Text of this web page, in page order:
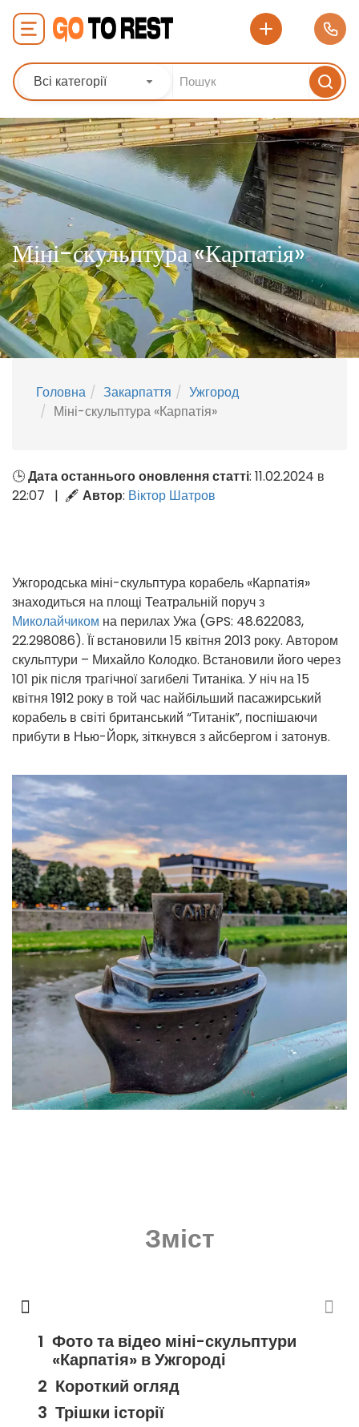
Всі категорії
Міні-скульптура «Карпатія»
Головна Закарпаття
Ужгород
Міні-скульптура «Карпатія»
🕒Дата останнього оновлення статті: 11.02.2024 в
22:07 | 🖋 Автор: Віктор Шатров
Ужгородська міні-скульптура корабель «Карпатія»
знаходиться на площі Театральній поруч з
Миколайчиком на перилах Ужа (GPS: 48.622083,
22.298086). Її встановили 15 квітня 2013 року. Автором
скульптури – Михайло Колодко. Встановили його через
101 рік після трагічної загибелі Титаніка. У ніч на 15
квітня 1912 року в той час найбільший пасажирський
корабель в світі британський “Титанік”, поспішаючи
прибути в Нью-Йорк, зіткнувся з айсбергом і затонув.
Зміст
Фото та відео міні-скульптури
«Карпатія» в Ужгороді
Короткий огляд
Трішки історії